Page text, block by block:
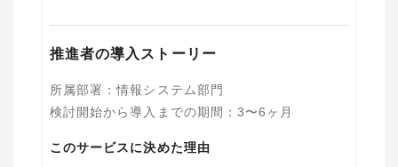
推進者の導入ストーリー
所属部署 ：情報システム部門
検討開始から導入までの期間 ： 3〜6ヶ月
このサービスに決めた理由